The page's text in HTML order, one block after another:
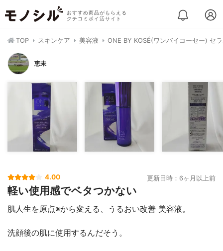
おすすめ商品がもらえる
クチコミポイ活サイト
TOP スキンケア 美容液 ONE BY KOSÉ(ワンバイコーセー) セ
恵未
4.00 更新日時：6ヶ月以上前
軽い使用感でベタつかない
肌人生を原点※から変える、うるおい改善 美容液。
洗顔後の肌に使用するんだそう。